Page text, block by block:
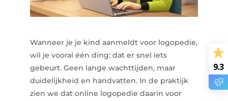
Wanneer je je kind aanmeldt voor logopedie,
wil je vooral één ding: dat er snel iets
gebeurt. Geen lange wachttijden, maar
duidelijkheid en handvatten. In de praktijk
zien we dat online logopedie daarin voor
9.3